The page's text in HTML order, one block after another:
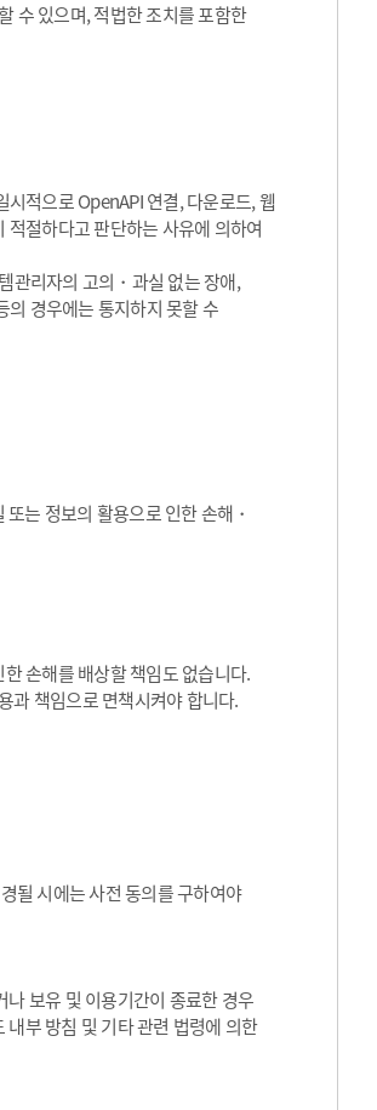
수 있으며, 적법한 조치를 포함한
적으로 OpenAPI 연결, 다운로드, 웹
절하다고 판단하는 사유에 의하여
관리자의 고의・과실 없는 장애,
경우에는 통지하지 못할 수
는 정보의 활용으로 인한 손해・
손해를 배상할 책임도 없습니다.
과 책임으로 면책시켜야 합니다.
될 시에는 사전 동의를 구하여야
보유 및 이용기간이 종료한 경우
부 방침 및 기타 관련 법령에 의한